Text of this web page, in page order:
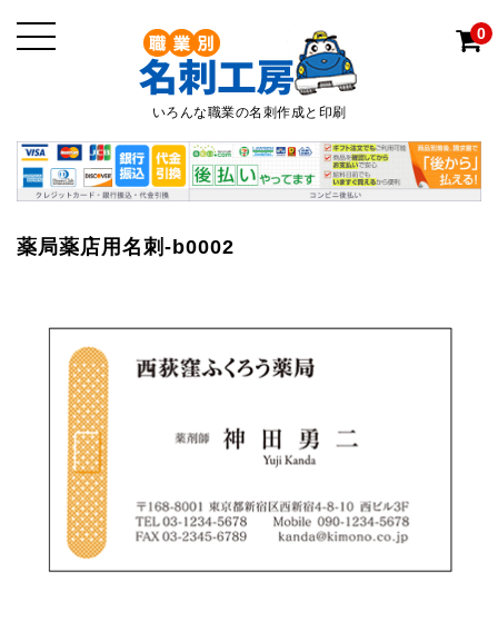
いろんな職業の名刺作成と印刷
0
薬局薬店用名刺-b0002